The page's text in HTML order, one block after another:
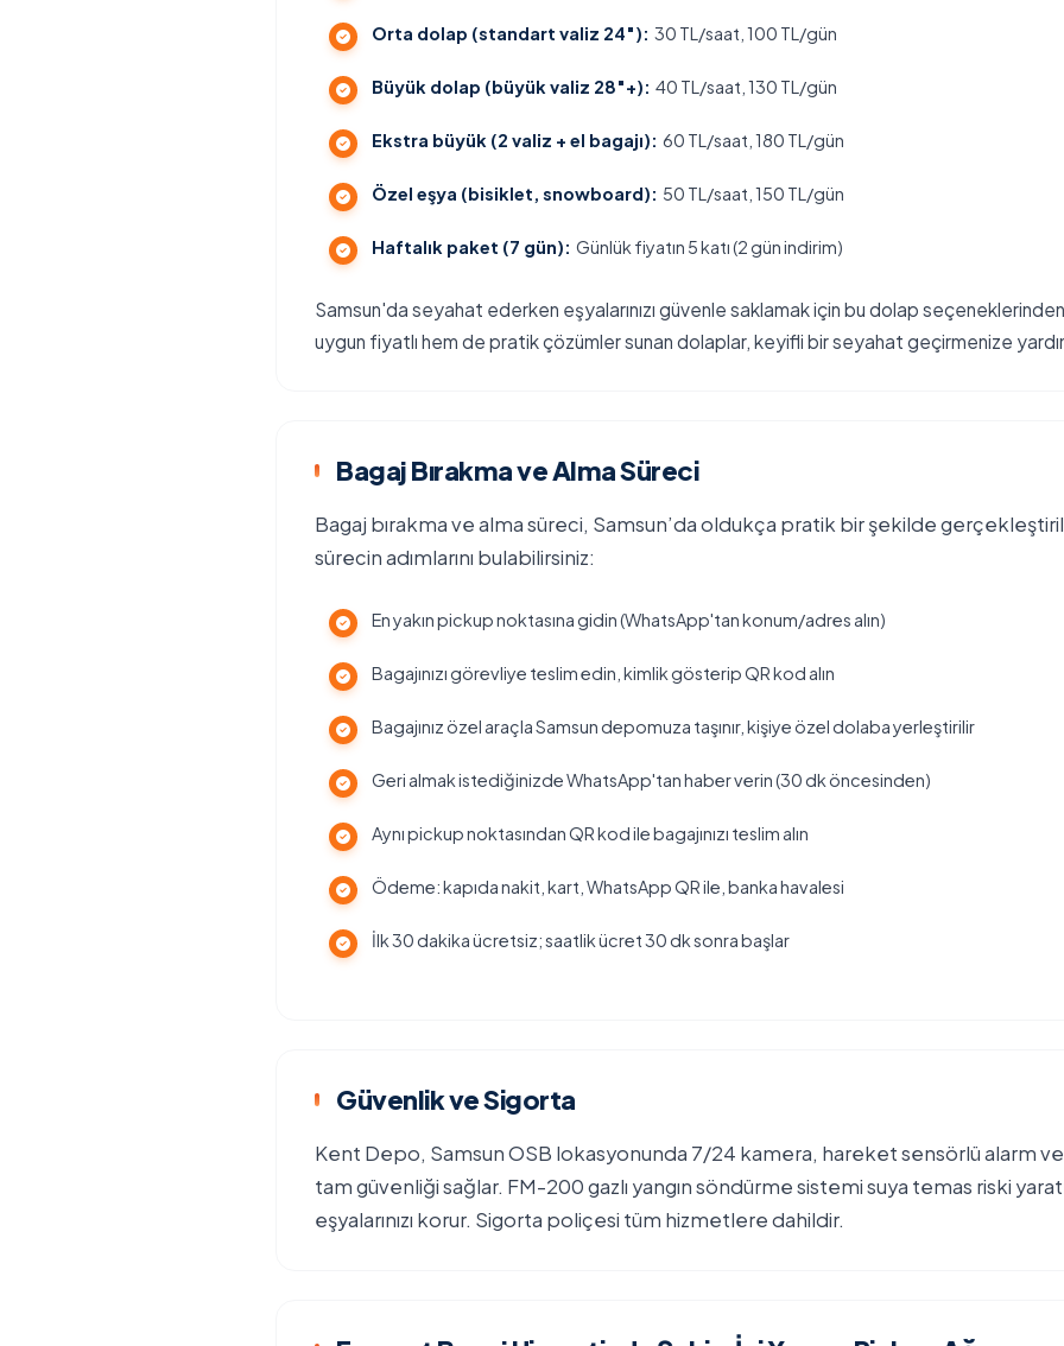
Orta dolap (standart valiz 24"): 30 TL/saat, 100 TL/gün
Büyük dolap (büyük valiz 28"+): 40 TL/saat, 130 TL/gün
Ekstra büyük (2 valiz + el bagajı): 60 TL/saat, 180 TL/gün
Özel eşya (bisiklet, snowboard): 50 TL/saat, 150 TL/gün
Haftalık paket (7 gün): Günlük fiyatın 5 katı (2 gün indirim)
Samsun'da seyahat ederken eşyalarınızı güvenle saklamak için bu dolap
uygun fiyatlı hem de pratik çözümler sunan dolaplar, keyifli bir seyahat geçirmenize
Bagaj Bırakma ve Alma Süreci
Bagaj bırakma ve alma süreci, Samsun’da oldukça pratik bir şekilde
sürecin adımlarını bulabilirsiniz:
En yakın pickup noktasına gidin (WhatsApp'tan konum/adres alın)
Bagajınızı görevliye teslim edin, kimlik gösterip QR kod alın
Bagajınız özel araçla Samsun depomuza taşınır, kişiye özel dolaba yerleştirilir
Geri almak istediğinizde WhatsApp'tan haber verin (30 dk öncesinden)
Aynı pickup noktasından QR kod ile bagajınızı teslim alın
Ödeme: kapıda nakit, kart, WhatsApp QR ile, banka havalesi
İlk 30 dakika ücretsiz; saatlik ücret 30 dk sonra başlar
Güvenlik ve Sigorta
Kent Depo, Samsun OSB lokasyonunda 7/24 kamera, hareket sensörlü alarm
tam güvenliği sağlar. FM-200 gazlı yangın söndürme sistemi suya temas riski
eşyalarınızı korur. Sigorta poliçesi tüm hizmetlere dahildir.